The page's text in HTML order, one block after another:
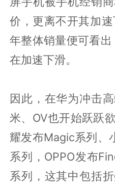
价，更离不开其加
年整体销量便可看
在加速下滑。
因此，在华为冲击
米、OV也开始跃跃
耀发布Magic系列、
系列，OPPO发布
系列，这其中包括